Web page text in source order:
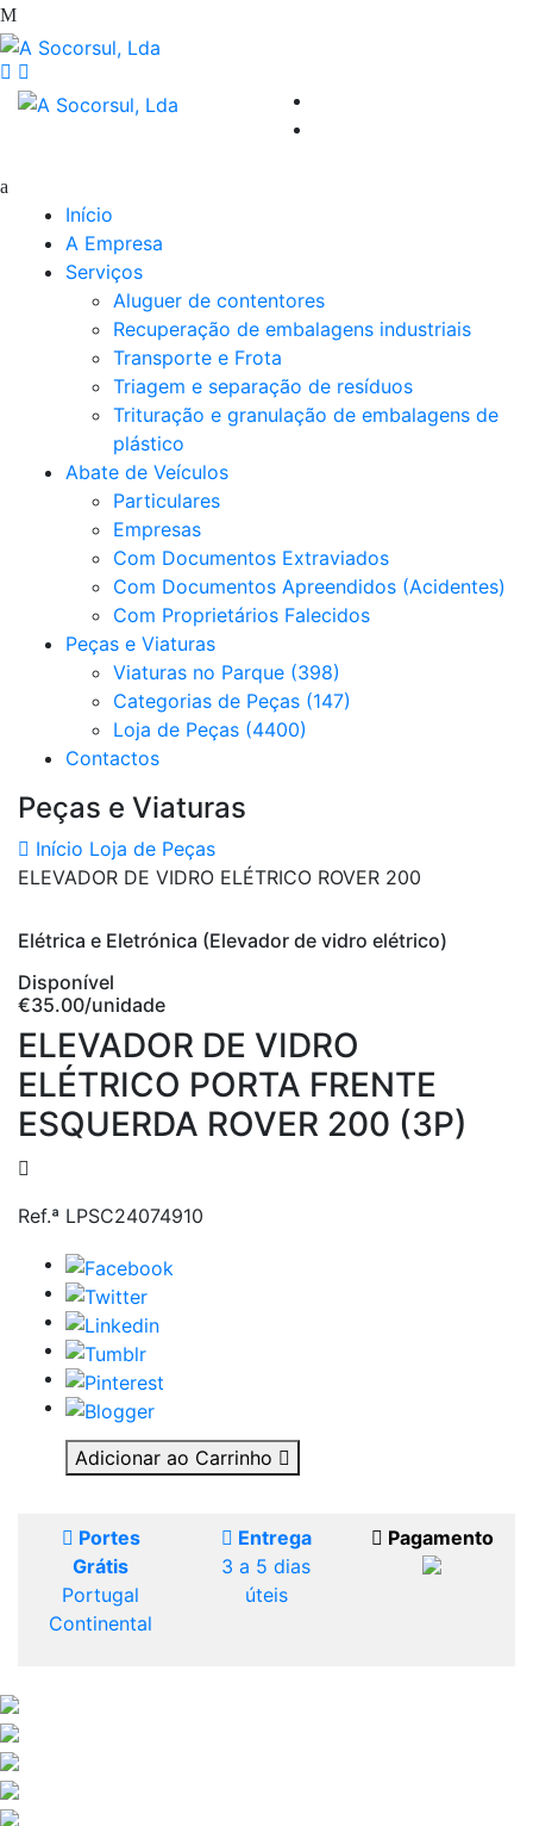
Início
A Empresa
Serviços
Aluguer de contentores
Recuperação de embalagens industriais
Transporte e Frota
Triagem e separação de resíduos
Trituração e granulação de embalagens de
plástico
Abate de Veículos
Particulares
Empresas
Com Documentos Extraviados
Com Documentos Apreendidos (Acidentes)
Com Proprietários Falecidos
Peças e Viaturas
Viaturas no Parque (398)
Categorias de Peças (147)
Loja de Peças (4400)
Contactos
Peças e Viaturas
Início Loja de Peças
ELEVADOR DE VIDRO ELÉTRICO ROVER 200
Elétrica e Eletrónica (Elevador de vidro elétrico)
Disponível
€35.00/unidade
ELEVADOR DE VIDRO
ELÉTRICO PORTA FRENTE
ESQUERDA ROVER 200 (3P)
Ref.ª LPSC24074910
Adicionar ao Carrinho
Portes
Grátis
Portugal
Continental
Entrega
3 a 5 dias
úteis
Pagamento